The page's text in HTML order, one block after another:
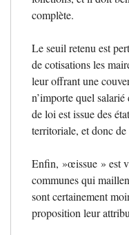
complète.
Le seuil retenu est
de cotisations les
leur offrant une
n’importe quel
de loi est issue des
territoriale, et donc de
Enfin, »œissue » est
communes qui
sont certainement
proposition leur